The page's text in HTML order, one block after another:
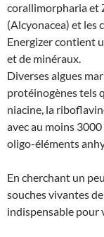
corallimorpharia et
(Alcyonacea) et les
Energizer contient
et de minéraux.
Diverses algues
protéinogènes tels
niacine, la
avec au moins
oligo-éléments
En cherchant un
souches vivantes
indispensable pour